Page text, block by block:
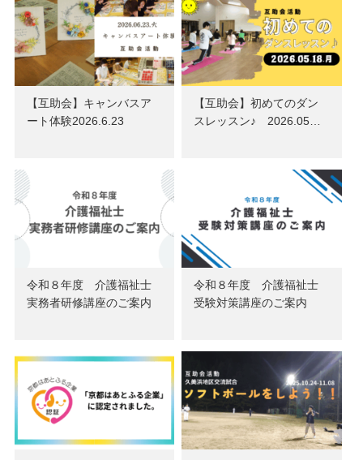
【互助会】キャンバスア
ート体験2026.6.23
【互助会】初めてのダン
スレッスン♪ 2026.05…
令和８年度 介護福祉士
実務者研修講座のご案内
令和８年度 介護福祉士
受験対策講座のご案内